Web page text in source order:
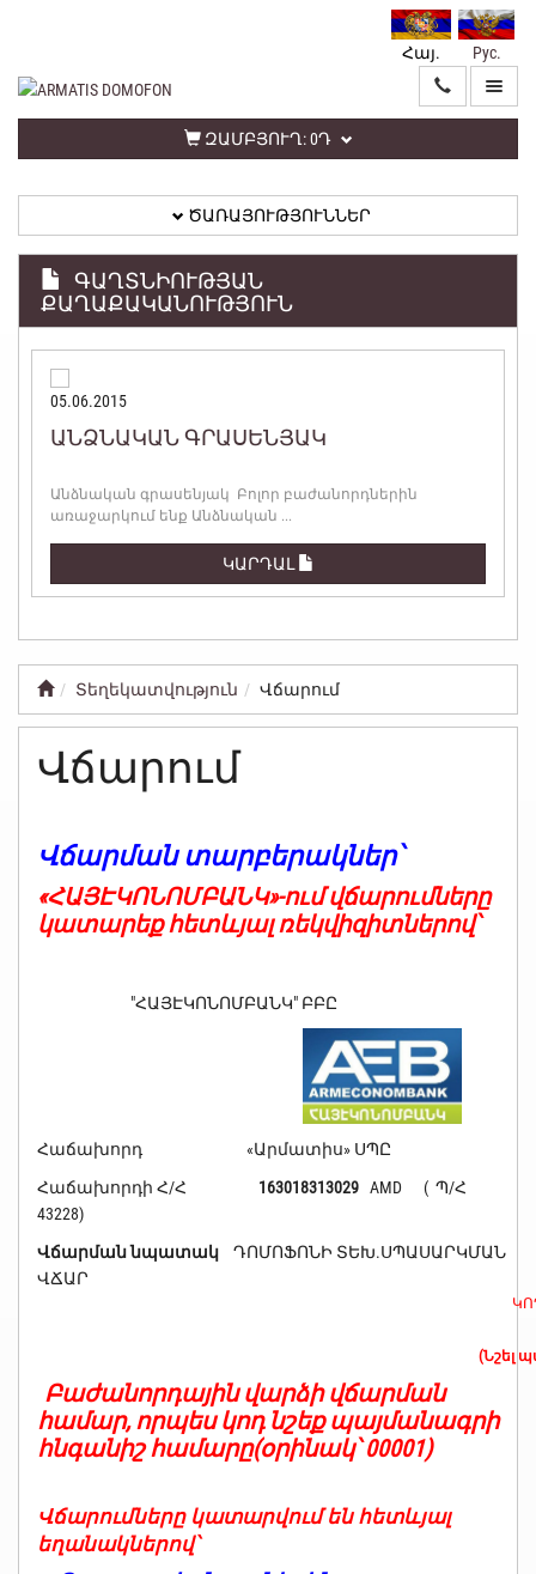
Հայ. Рус.
ԶԱՄԲՅՈՒՂ:0Դ
ԳԼԽԱՎՈՐ
ԾԱՌԱՅՈՒԹՅՈՒՆՆԵՐ
ԱՆՁՆԱԿԱՆ
ԳՐԱՍԵՆՅԱԿ
ՀԵՏԱԴԱՐՁ
ԿԱՊ
ՏԵՂԵԿԱՏՎՈՒԹՅՈՒՆ
ՔԱՂԱՔԱԿԱՆՈՒԹՅՈՒՆ
ԾԱՌԱՅՈՒԹՅՈՒՆՆԵՐ
ԳԱՂՏՆԻՈՒԹՅԱՆ
ՔԱՂԱՔԱԿԱՆՈՒԹՅՈՒՆ
05.06.2015
ԱՆՁՆԱԿԱՆ ԳՐԱՍԵՆՅԱԿ
Անձնական գրասենյակ Բոլոր բաժանորդներին
առաջարկում ենք Անձնական ...
ԿԱՐԴԱԼ
Տեղեկատվություն Վճարում
Վճարում
Վճարման տարբերակներ՝
«ՀԱՅԷԿՈՆՈՄԲԱՆԿ»-ում վճարումները
կատարեք հետևյալ ռեկվիզիտներով՝
"ՀԱՅԷԿՈՆՈՄԲԱՆԿ" ԲԲԸ
Հաճախորդ «Արմատիս» ՍՊԸ
Հաճախորդի Հ/Հ 163018313029 AMD ( Պ/Հ
43228)
Վճարման նպատակ ԴՈՄՈՖՈՆԻ ՏԵԽ.ՍՊԱՍԱՐԿՄԱՆ
ՎՃԱՐ
(Նշել
Բաժանորդային վարձի վճարման
համար, որպես կոդ նշեք պայմանագրի
հնգանիշ համարը(օրինակ՝ 00001)
Վճարումները կատարվում են հետևյալ
եղանակներով՝